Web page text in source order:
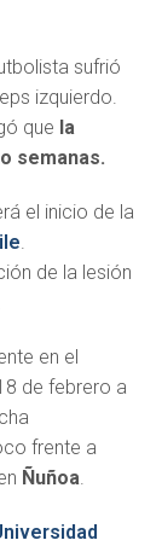
sufrió
izquierdo.
que la
semanas.
el inicio de la
.
de la lesión
en el
de febrero a
frente a
Ñuñoa.